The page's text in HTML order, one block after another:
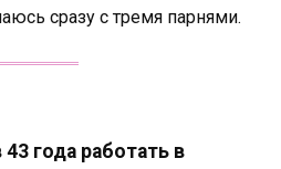
сразу с тремя парнями.
43 года работать в